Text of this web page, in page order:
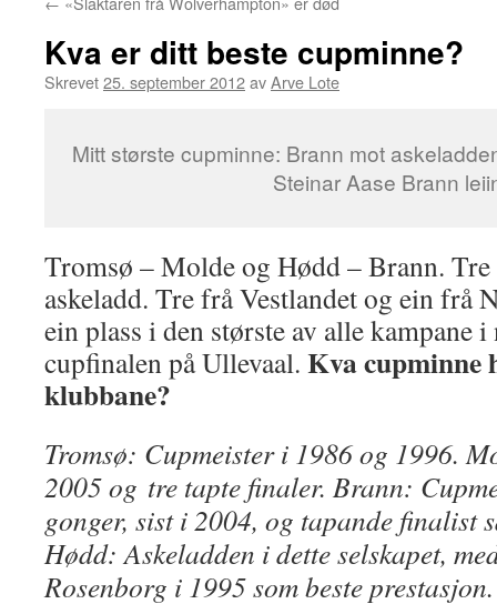
Kva er ditt beste cupminne?
Skrevet25. september 2012avArve Lote
Mitt største cupminne: Brann mot
Steinar Aase Brann
Tromsø – Molde og Hødd – Brann.
askeladd. Tre frå Vestlandet og ein frå
ein plass i den største av alle kampane
cupfinalen på Ullevaal. Kva cupminne
klubbane?
Tromsø: Cupmeister i 1986 og 1996.
2005 og tre tapte finaler. Brann:
gonger, sist i 2004, og tapande finalist
Hødd: Askeladden i dette selskapet,
Rosenborg i 1995 som beste prestasjon.